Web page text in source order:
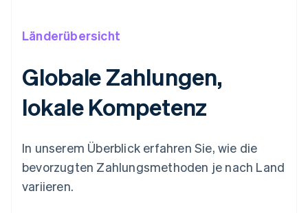
Länderübersicht
Globale Zahlungen,
lokale Kompetenz
In unserem Überblick erfahren Sie, wie die
bevorzugten Zahlungsmethoden je nach Land
variieren.
Australien
English